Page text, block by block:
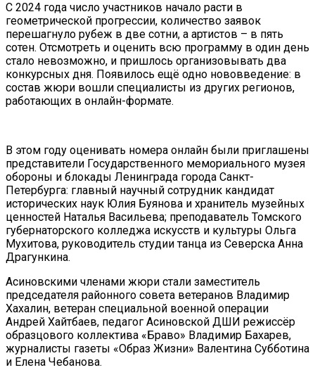
С 2024 года число участников начало расти в
геометрической прогрессии, количество заявок
перешагнуло рубеж в две сотни, а артистов – в пять
сотен. Отсмотреть и оценить всю программу в один день
стало невозможно, и пришлось организовывать два
конкурсных дня. Появилось ещё одно нововведение: в
состав жюри вошли специалисты из других регионов,
работающих в онлайн-формате.
В этом году оценивать номера онлайн были приглашены
представители Государственного мемориального музея
обороны и блокады Ленинграда города Санкт-
Петербурга: главный научный сотрудник кандидат
исторических наук Юлия Буянова и хранитель музейных
ценностей Наталья Васильева; преподаватель Томского
губернаторского колледжа искусств и культуры Ольга
Мухитова, руководитель студии танца из Северска Анна
Драгункина.
Асиновскими членами жюри стали заместитель
председателя районного совета ветеранов Владимир
Хахалин, ветеран специальной военной операции
Андрей Хайтбаев, педагог Асиновской ДШИ режиссёр
образцового коллектива «Браво» Владимир Бахарев,
журналисты газеты «Образ Жизни» Валентина Субботина
и Елена Чебанова.